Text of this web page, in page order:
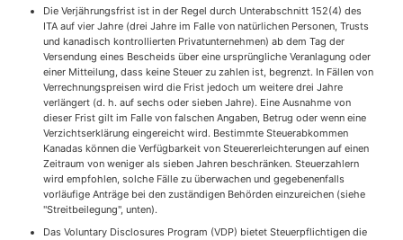
Die Verjährungsfrist ist in der Regel durch Unterabschnitt 152(4) des
ITA auf vier Jahre (drei Jahre im Falle von natürlichen Personen, Trusts
und kanadisch kontrollierten Privatunternehmen) ab dem Tag der
Versendung eines Bescheids über eine ursprüngliche Veranlagung oder
einer Mitteilung, dass keine Steuer zu zahlen ist, begrenzt. In Fällen von
Verrechnungspreisen wird die Frist jedoch um weitere drei Jahre
verlängert (d. h. auf sechs oder sieben Jahre). Eine Ausnahme von
dieser Frist gilt im Falle von falschen Angaben, Betrug oder wenn eine
Verzichtserklärung eingereicht wird. Bestimmte Steuerabkommen
Kanadas können die Verfügbarkeit von Steuererleichterungen auf einen
Zeitraum von weniger als sieben Jahren beschränken. Steuerzahlern
wird empfohlen, solche Fälle zu überwachen und gegebenenfalls
vorläufige Anträge bei den zuständigen Behörden einzureichen (siehe
"Streitbeilegung", unten).
Das Voluntary Disclosures Program (VDP) bietet Steuerpflichtigen die